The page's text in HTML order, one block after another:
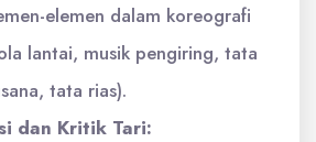
elemen dalam koreografi
lantai, musik pengiring, tata
tata rias).
dan Kritik Tari: